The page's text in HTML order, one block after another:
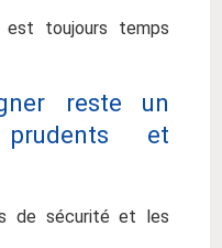
toujours temps
reste un
et
de sécurité et les